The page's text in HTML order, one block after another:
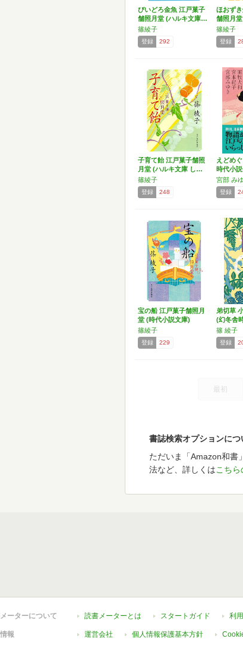
びいどろ金魚 江戸菓子
舗照月堂 (ハルキ文庫…
篠綾子
登録 292
ほおず
舗照月
篠綾子
登録
子育て飴 江戸菓子舗照
月堂 (ハルキ文庫 し…
篠綾子
登録 248
えどめ
時代小
登録
宝の船 江戸菓子舗照月
堂 (時代小説文庫)
篠綾子
登録 229
弟切草
(幻冬舎
篠 綾子
登録
最初
書誌検索オプションにつ
ただいま「Amazon和書
法など、詳しくはこち
ーターについて 読書メーターとは スタートガイド 利
報 運営会社 個人情報保護基本方針